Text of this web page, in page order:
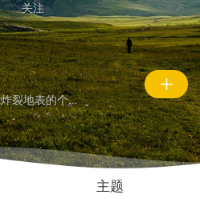
关注
1
好友
0
粉丝
0
关注
98
积分
TA还在想一句你看到就感觉能炸裂地表的个性签名
主题